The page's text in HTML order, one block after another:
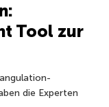
Tool zur
die Experten